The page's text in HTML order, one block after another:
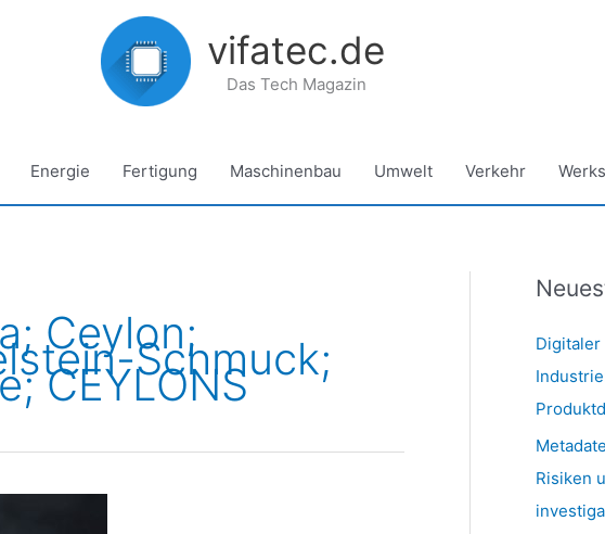
vifatec.de
Das Tech Magazin
Energie Fertigung Maschinenbau Umwelt Verkehr
Ceylon;Schmuck;
CEYLONS
Risiken